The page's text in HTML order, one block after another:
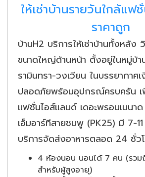
ให้เช่าบ้านรายวันใกล้แ
ราคาถูก
บ้านH2 บริการให้เช่าบ้านทั้งหลัง
ขนาดใหญ่ด้านหน้า ตั้งอยู่ในหมู่บ้า
รามินทรา-วงเวียน ในบรรยากาศ
ปลอดภัยพร้อมอุปกรณ์ครบครัน
แฟชั่นไอส์แลนด์ เดอะพรอมเมนา
เอ็มอาร์ทีสายชมพู (PK25) มี 7-
บริการจัดส่งอาหารตลอด 24 ชั่ว
4 ห้องนอน นอนได้ 7 คน (รวม
สำหรับผู้สูงอายุ)